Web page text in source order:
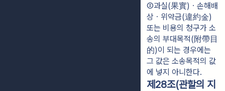
②과실(果實)ㆍ손해배
상ㆍ위약금(違約金)
또는 비용의 청구가 소
송의 부대목적(附帶目
的)이 되는 경우에는
그 값은 소송목적의 값
에 넣지 아니한다.
제28조(관할의 지